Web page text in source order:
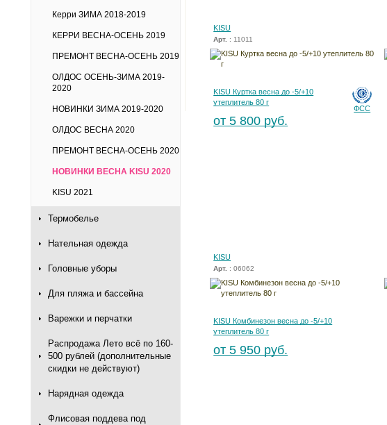
Керри ЗИМА 2018-2019
КЕРРИ ВЕСНА-ОСЕНЬ 2019
ПРЕМОНТ ВЕСНА-ОСЕНЬ 2019
ОЛДОС ОСЕНЬ-ЗИМА 2019-
2020
НОВИНКИ ЗИМА 2019-2020
ОЛДОС ВЕСНА 2020
ПРЕМОНТ ВЕСНА-ОСЕНЬ 2020
НОВИНКИ ВЕСНА KISU 2020
KISU 2021
Термобелье
Нательная одежда
Головные уборы
Для пляжа и бассейна
Варежки и перчатки
Распродажа Лето всё по 160-
500 рублей (дополнительные
скидки не действуют)
Нарядная одежда
Флисовая поддева под
KISU
Арт. : 11011
ФСС
KISU Куртка весна до -5/+10
утеплитель 80 г
от 5 800 руб.
KISU
Арт. : 06062
KISU Комбинезон весна до -5/+10
утеплитель 80 г
от 5 950 руб.